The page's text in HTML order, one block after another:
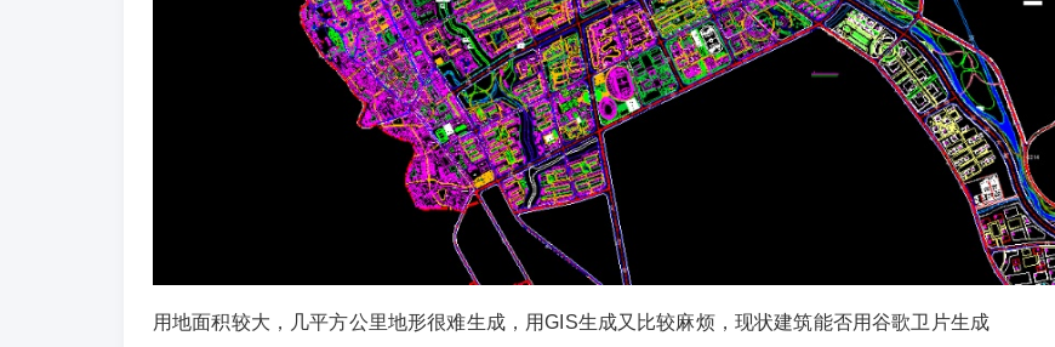
用地面积较大，几平方公里地形很难生成，用GIS生成又比较麻烦，现状建筑能否用谷歌卫片生成
您没有权限发布内容，请购买会员或者提升权
限。
6位以上
6位以上
登录